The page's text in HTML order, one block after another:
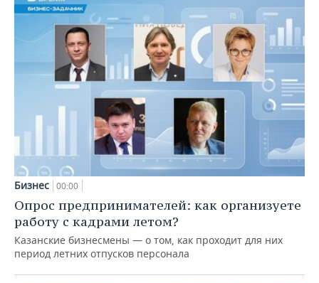
Бизнес 00:00
Опрос предпринимателей: как организуете
работу с кадрами летом?
Казанские бизнесмены — о том, как проходит для них
период летних отпусков персонала